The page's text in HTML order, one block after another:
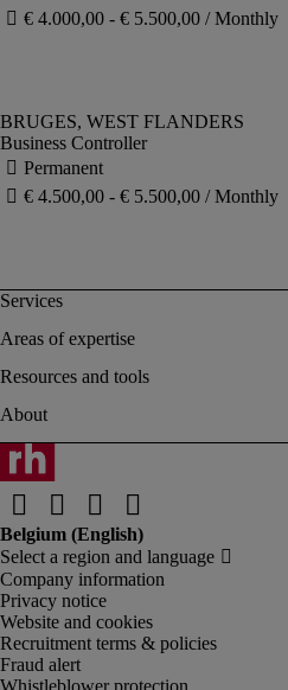
Business Controller
Company information
Privacy notice
Website and cookies
Recruitment terms & policies
Fraud alert
Whistleblower protection